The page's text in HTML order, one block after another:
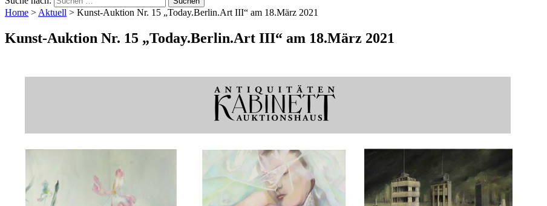
Home > Aktuell > Kunst-Auktion Nr. 15 „Today.Berlin.Art III“ am 18.März 2021
Kunst-Auktion Nr. 15 „Today.Berlin.Art III“ am 18.März 2021